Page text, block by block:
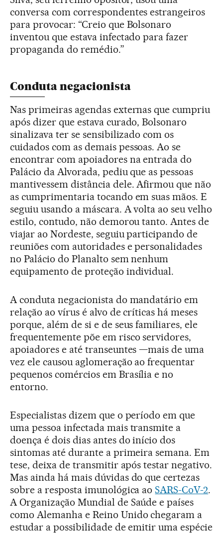
conversa com correspondentes estrangeiros
para provocar: “Creio que Bolsonaro
inventou que estava infectado para fazer
propaganda do remédio.”
Conduta negacionista
Nas primeiras agendas externas que cumpriu
após dizer que estava curado, Bolsonaro
sinalizava ter se sensibilizado com os
cuidados com as demais pessoas. Ao se
encontrar com apoiadores na entrada do
Palácio da Alvorada, pediu que as pessoas
mantivessem distância dele. Afirmou que não
as cumprimentaria tocando em suas mãos. E
seguiu usando a máscara. A volta ao seu velho
estilo, contudo, não demorou tanto. Antes de
viajar ao Nordeste, seguiu participando de
reuniões com autoridades e personalidades
no Palácio do Planalto sem nenhum
equipamento de proteção individual.
A conduta negacionista do mandatário em
relação ao vírus é alvo de críticas há meses
porque, além de si e de seus familiares, ele
frequentemente põe em risco servidores,
apoiadores e até transeuntes —mais de uma
vez ele causou aglomeração ao frequentar
pequenos comércios em Brasília e no
entorno.
Especialistas dizem que o período em que
uma pessoa infectada mais transmite a
doença é dois dias antes do início dos
sintomas até durante a primeira semana. Em
tese, deixa de transmitir após testar negativo.
Mas ainda há mais dúvidas do que certezas
sobre a resposta imunológica aoSARS-CoV-2.
A Organização Mundial de Saúde e países
como Alemanha e Reino Unido chegaram a
estudar a possibilidade de emitir uma espécie